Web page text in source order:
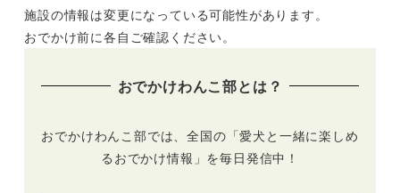
施設の情報は変更になっている可能性があります。
おでかけ前に各自ご確認ください。
おでかけわんこ部とは？
おでかけわんこ部では、全国の「愛犬と一緒に楽しめ
るおでかけ情報」を毎日発信中！